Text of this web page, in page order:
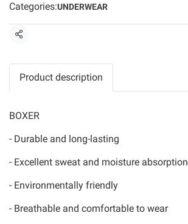
Categories:UNDERWEAR
Share
Product description
BOXER
- Durable and long-lasting
- Excellent sweat and moisture absorption
- Environmentally friendly
- Breathable and comfortable to wear